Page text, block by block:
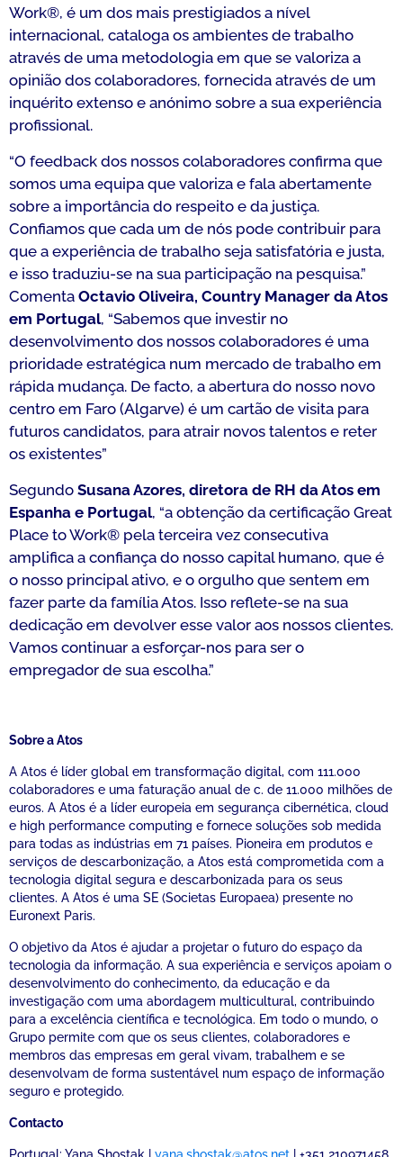
Work®, é um dos mais prestigiados a nível
internacional, cataloga os ambientes de trabalho
através de uma metodologia em que se valoriza a
opinião dos colaboradores, fornecida através de um
inquérito extenso e anónimo sobre a sua experiência
profissional.
“O feedback dos nossos colaboradores confirma que
somos uma equipa que valoriza e fala abertamente
sobre a importância do respeito e da justiça.
Confiamos que cada um de nós pode contribuir para
que a experiência de trabalho seja satisfatória e justa,
e isso traduziu-se na sua participação na pesquisa.”
Comenta Octavio Oliveira, Country Manager da Atos
em Portugal, “Sabemos que investir no
desenvolvimento dos nossos colaboradores é uma
prioridade estratégica num mercado de trabalho em
rápida mudança. De facto, a abertura do nosso novo
centro em Faro (Algarve) é um cartão de visita para
futuros candidatos, para atrair novos talentos e reter
os existentes”
Segundo Susana Azores, diretora de RH da Atos em
Espanha e Portugal, “a obtenção da certificação Great
Place to Work® pela terceira vez consecutiva
amplifica a confiança do nosso capital humano, que é
o nosso principal ativo, e o orgulho que sentem em
fazer parte da família Atos. Isso reflete-se na sua
dedicação em devolver esse valor aos nossos clientes.
Vamos continuar a esforçar-nos para ser o
empregador de sua escolha.”
Sobre a Atos
A Atos é líder global em transformação digital, com 111.000
colaboradores e uma faturação anual de c. de 11.000 milhões de
euros. A Atos é a líder europeia em segurança cibernética, cloud
e high performance computing e fornece soluções sob medida
para todas as indústrias em 71 países. Pioneira em produtos e
serviços de descarbonização, a Atos está comprometida com a
tecnologia digital segura e descarbonizada para os seus
clientes. A Atos é uma SE (Societas Europaea) presente no
Euronext Paris.
O objetivo da Atos é ajudar a projetar o futuro do espaço da
tecnologia da informação. A sua experiência e serviços apoiam o
desenvolvimento do conhecimento, da educação e da
investigação com uma abordagem multicultural, contribuindo
para a excelência científica e tecnológica. Em todo o mundo, o
Grupo permite com que os seus clientes, colaboradores e
membros das empresas em geral vivam, trabalhem e se
desenvolvam de forma sustentável num espaço de informação
seguro e protegido.
Contacto